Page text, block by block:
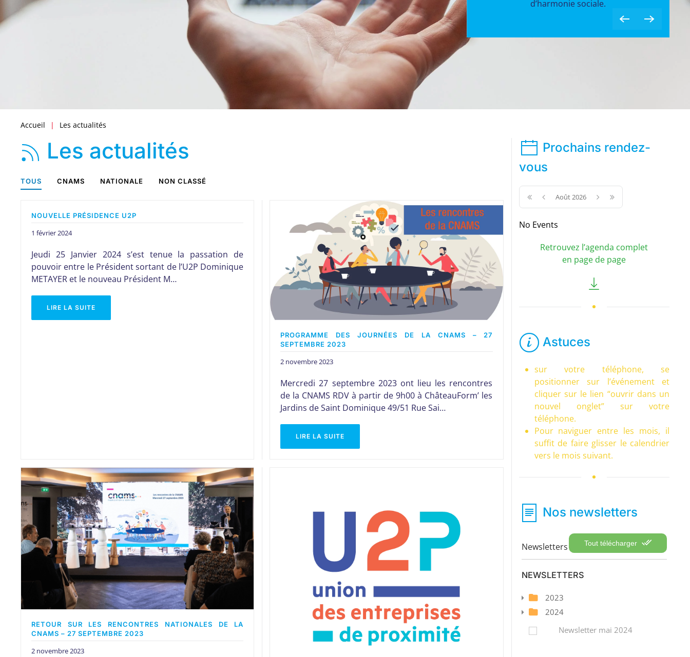
d’harmonie sociale.
Accueil Les actualités
Les actualités
TOUS CNAMS NATIONALE NON CLASSÉ
NOUVELLE PRÉSIDENCE U2P
1 février 2024
Jeudi 25 Janvier 2024 s’est tenue la passation de
pouvoir entre le Président sortant de l’U2P Dominique
METAYER et le nouveau Président M…
LIRE LA SUITE
PROGRAMME DES JOURNÉES DE LA CNAMS – 27
SEPTEMBRE 2023
2 novembre 2023
Mercredi 27 septembre 2023 ont lieu les rencontres
de la CNAMS RDV à partir de 9h00 à ChâteauForm’ les
Jardins de Saint Dominique 49/51 Rue Sai…
LIRE LA SUITE
RETOUR SUR LES RENCONTRES NATIONALES DE LA
CNAMS – 27 SEPTEMBRE 2023
2 novembre 2023
Prochains rendez-
vous
Août 2026
No Events
Retrouvez l’agenda complet
en page de page
Astuces
sur votre téléphone, se
positionner sur l’événement et
cliquer sur le lien “ouvrir dans un
nouvel onglet” sur votre
téléphone.
Pour naviguer entre les mois, il
suffit de faire glisser le calendrier
vers le mois suivant.
Nos newsletters
Tout télécharger
Newsletters
NEWSLETTERS
2023
2024
Newsletter mai 2024